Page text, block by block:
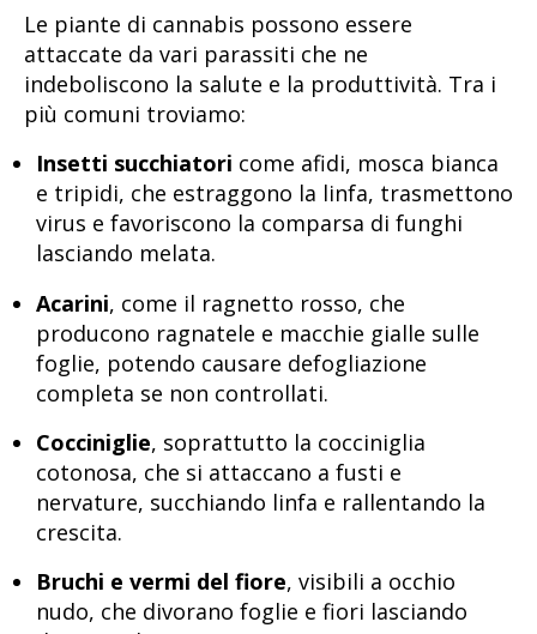
Le piante di cannabis possono essere
attaccate da vari parassiti che ne
indeboliscono la salute e la produttività. Tra i
più comuni troviamo:
Insetti succhiatori come afidi, mosca bianca
e tripidi, che estraggono la linfa, trasmettono
virus e favoriscono la comparsa di funghi
lasciando melata.
Acarini, come il ragnetto rosso, che
producono ragnatele e macchie gialle sulle
foglie, potendo causare defogliazione
completa se non controllati.
Cocciniglie, soprattutto la cocciniglia
cotonosa, che si attaccano a fusti e
nervature, succhiando linfa e rallentando la
crescita.
Bruchi e vermi del fiore, visibili a occhio
nudo, che divorano foglie e fiori lasciando